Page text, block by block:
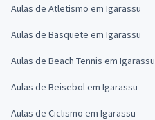
Aulas de Atletismo em Igarassu
Aulas de Basquete em Igarassu
Aulas de Beach Tennis em Igarassu
Aulas de Beisebol em Igarassu
Aulas de Ciclismo em Igarassu